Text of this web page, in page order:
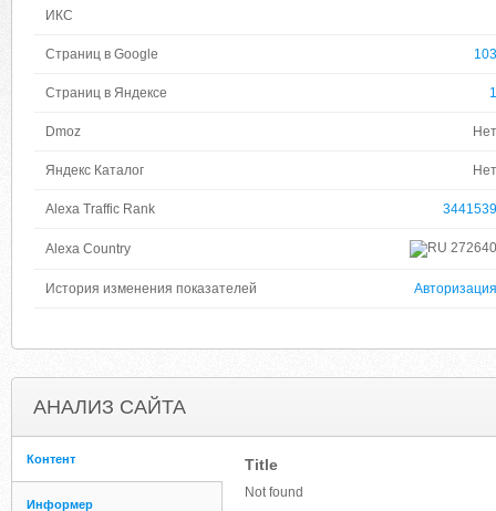
ИКС
Страниц в Google 103
Страниц в Яндексе 1
Dmoz Нет
Яндекс Каталог Нет
Alexa Traffic Rank 3441539
Alexa Country 272640
История изменения показателей Авторизация
АНАЛИЗ САЙТА
Контент
Информер
Title
Not found